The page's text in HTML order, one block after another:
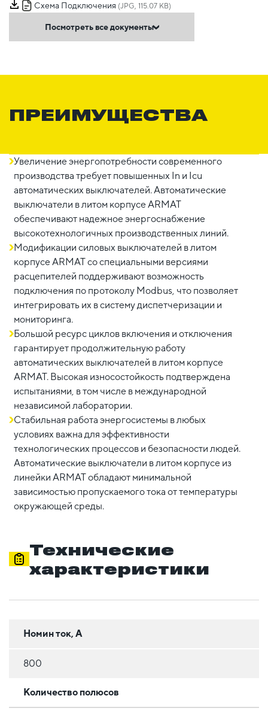
Схема Подключения (JPG, 115.07 KB)
Посмотреть все документы
ПРЕИМУЩЕСТВА
Увеличение энергопотребности современного
производства требует повышенных In и Icu
автоматических выключателей. Автоматические
выключатели в литом корпусе ARMAT
обеспечивают надежное энергоснабжение
высокотехнологичных производственных линий.
Модификации силовых выключателей в литом
корпусе ARMAT со специальными версиями
расцепителей поддерживают возможность
подключения по протоколу Modbus, что позволяет
интегрировать их в систему диспетчеризации и
мониторинга.
Большой ресурс циклов включения и отключения
гарантирует продолжительную работу
автоматических выключателей в литом корпусе
ARMAT. Высокая износостойкость подтверждена
испытаниями, в том числе в международной
независимой лаборатории.
Стабильная работа энергосистемы в любых
условиях важна для эффективности
технологических процессов и безопасности людей.
Автоматические выключатели в литом корпусе из
линейки ARMAT обладают минимальной
зависимостью пропускаемого тока от температуры
окружающей среды.
Технические
характеристики
Номин ток, А
800
Количество полюсов